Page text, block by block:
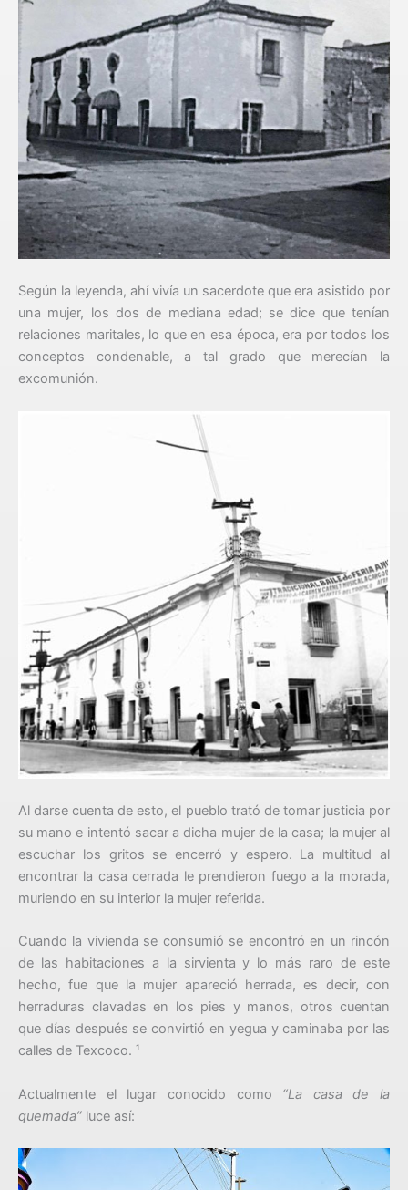
Según la leyenda, ahí vivía un sacerdote que era asistido por
una mujer, los dos de mediana edad; se dice que tenían
relaciones maritales, lo que en esa época, era por todos los
conceptos condenable, a tal grado que merecían la
excomunión.
Al darse cuenta de esto, el pueblo trató de tomar justicia por
su mano e intentó sacar a dicha mujer de la casa; la mujer al
escuchar los gritos se encerró y espero. La multitud al
encontrar la casa cerrada le prendieron fuego a la morada,
muriendo en su interior la mujer referida.
Cuando la vivienda se consumió se encontró en un rincón
de las habitaciones a la sirvienta y lo más raro de este
hecho, fue que la mujer apareció herrada, es decir, con
herraduras clavadas en los pies y manos, otros cuentan
que días después se convirtió en yegua y caminaba por las
calles de Texcoco. ¹
Actualmente el lugar conocido como “La casa de la
quemada” luce así: